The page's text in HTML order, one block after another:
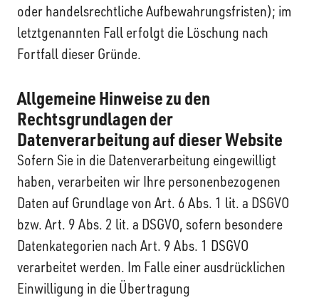
oder handelsrechtliche Aufbewahrungsfristen); im
letztgenannten Fall erfolgt die Löschung nach
Fortfall dieser Gründe.
Allgemeine Hinweise zu den
Rechtsgrundlagen der
Datenverarbeitung auf dieser Website
Sofern Sie in die Datenverarbeitung eingewilligt
haben, verarbeiten wir Ihre personenbezogenen
Daten auf Grundlage von Art. 6 Abs. 1 lit. a DSGVO
bzw. Art. 9 Abs. 2 lit. a DSGVO, sofern besondere
Datenkategorien nach Art. 9 Abs. 1 DSGVO
verarbeitet werden. Im Falle einer ausdrücklichen
Einwilligung in die Übertragung